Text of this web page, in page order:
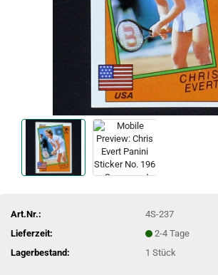
Art.Nr.:
4S-237
Lieferzeit:
2-4 Tage
Lagerbestand:
1Stück